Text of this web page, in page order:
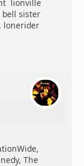
lionville
sister
lonerider
The